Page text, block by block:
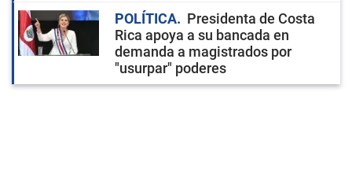
POLÍTICA
Presidenta de Costa
Rica apoya a su bancada en
demanda a magistrados por
"usurpar" poderes